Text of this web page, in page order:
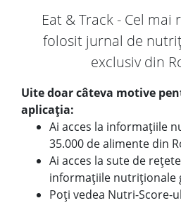
Eat & Track - Cel mai
folosit jurnal de
exclusiv din
Uite doar câteva motive
aplicația:
Ai acces la informațiile
35.000 de alimente din
Ai acces la sute de
informațiile nutriționale
Poți vedea Nutri-Score-